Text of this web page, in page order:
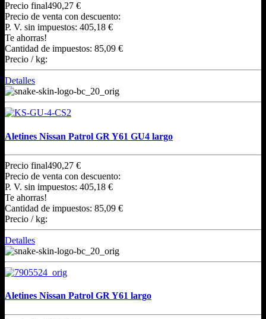
Precio final490,27 €
Precio de venta con descuento:
P. V. sin impuestos: 405,18 €
Te ahorras!
Cantidad de impuestos: 85,09 €
Precio / kg:
Detalles
Aletines Nissan Patrol GR Y61 GU4 largo
Precio final490,27 €
Precio de venta con descuento:
P. V. sin impuestos: 405,18 €
Te ahorras!
Cantidad de impuestos: 85,09 €
Precio / kg:
Detalles
Aletines Nissan Patrol GR Y61 largo